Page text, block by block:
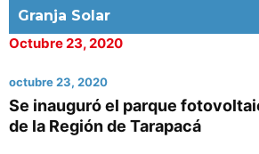
Granja Solar
Octubre 23, 2020
octubre 23, 2020
Se inauguró el parque
de la Región de Tarapacá